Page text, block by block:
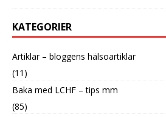
KATEGORIER
Artiklar – bloggens hälsoartiklar
(11)
Baka med LCHF – tips mm
(85)